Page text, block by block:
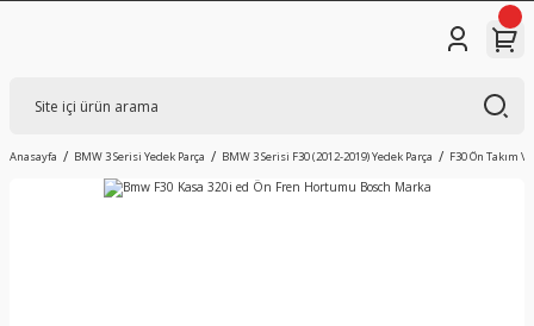
Anasayfa BMW 3 Serisi Yedek Parça BMW 3 Serisi F30 (2012-2019) Yedek Parça F30 Ön Takım